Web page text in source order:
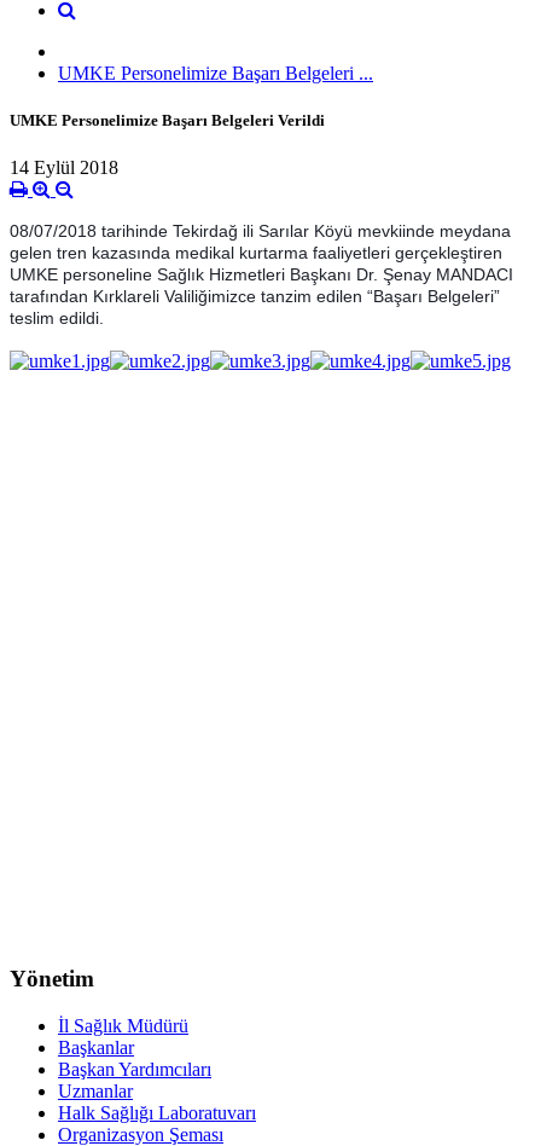
UMKE Personelimize Başarı Belgeleri ...
UMKE Personelimize Başarı Belgeleri Verildi
14 Eylül 2018
08/07/2018 tarihinde Tekirdağ ili Sarılar Köyü mevkiinde meydana
gelen tren kazasında medikal kurtarma faaliyetleri gerçekleştiren
UMKE personeline Sağlık Hizmetleri Başkanı Dr. Şenay MANDACI
tarafından Kırklareli Valiliğimizce tanzim edilen “Başarı Belgeleri”
teslim edildi.
Yönetim
İl Sağlık Müdürü
Başkanlar
Başkan Yardımcıları
Uzmanlar
Halk Sağlığı Laboratuvarı
Organizasyon Şeması